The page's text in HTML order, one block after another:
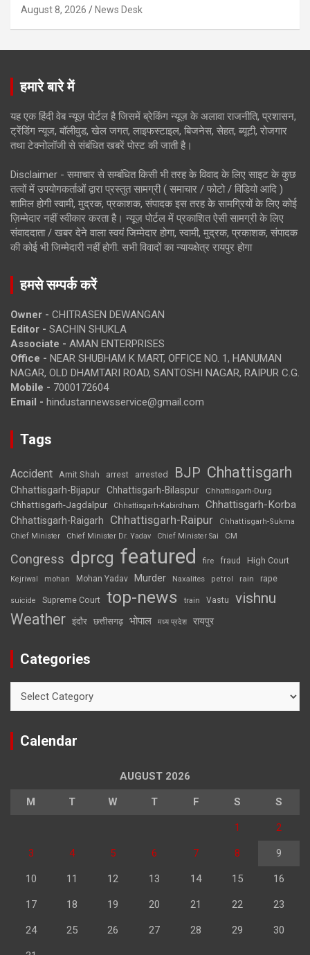
August 8, 2026 News Desk
हमारे बारे में
यह एक हिंदी वेब न्यूज़ पोर्टल है जिसमें ब्रेकिंग न्यूज़ के अलावा राजनीति, प्रशासन,
ट्रेंडिंग न्यूज, बॉलीवुड, खेल जगत, लाइफस्टाइल, बिजनेस, सेहत, ब्यूटी, रोजगार
तथा टेक्नोलॉजी से संबंधित खबरें पोस्ट की जाती है।
Disclaimer - समाचार से सम्बंधित किसी भी तरह के विवाद के लिए साइट के कुछ
तत्वों में उपयोगकर्ताओं द्वारा प्रस्तुत सामग्री ( समाचार / फोटो / विडियो आदि )
शामिल होगी स्वामी, मुद्रक, प्रकाशक, संपादक इस तरह के सामग्रियों के लिए कोई
ज़िम्मेदार नहीं स्वीकार करता है। न्यूज़ पोर्टल में प्रकाशित ऐसी सामग्री के लिए
संवाददाता / खबर देने वाला स्वयं जिम्मेदार होगा, स्वामी, मुद्रक, प्रकाशक, संपादक
की कोई भी जिम्मेदारी नहीं होगी. सभी विवादों का न्यायक्षेत्र रायपुर होगा
हमसे सम्पर्क करें
Owner - CHITRASEN DEWANGAN
Editor - SACHIN SHUKLA
Associate - AMAN ENTERPRISES
Office - NEAR SHUBHAM K MART, OFFICE NO. 1, HANUMAN
NAGAR, OLD DHAMTARI ROAD, SANTOSHI NAGAR, RAIPUR C.G.
Mobile - 7000172604
Email - hindustannewsservice@gmail.com
Tags
Accident Amit Shah arrest arrested BJP Chhattisgarh
Chhattisgarh-Bijapur Chhattisgarh-Bilaspur Chhattisgarh-Durg
Chhattisgarh-Jagdalpur Chhattisgarh-Kabirdham Chhattisgarh-Korba
Chhattisgarh-Raigarh Chhattisgarh-Raipur
Chhattisgarh-Sukma
Chief Minister
Chief Minister Dr. Yadav Chief Minister Sai CM
Congress dprcg featured fire fraud High Court
Kejriwal mohan Mohan Yadav Murder Naxalites petrol rain rape
suicide Supreme Court top-news train Vastu vishnu
Weather इंदौर छत्तीसगढ़ भोपाल मध्य प्रदेश रायपुर
Categories
Calendar
AUGUST 2026
M T W T F S S
1 2
3 4 5 6 7 8 9
10 11 12 13 14 15 16
17 18 19 20 21 22 23
24 25 26 27 28 29 30